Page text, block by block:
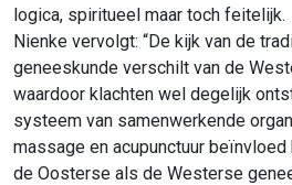
logica, spiritueel maar toch feitelijk.
Nienke vervolgt: “De kijk van de
geneeskunde verschilt van de
waardoor klachten wel degelijk
systeem van samenwerkende
massage en acupunctuur
de Oosterse als de Westerse